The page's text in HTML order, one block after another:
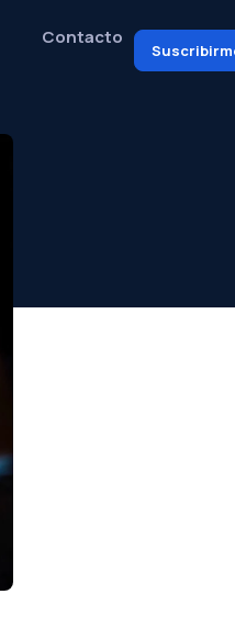
Contacto